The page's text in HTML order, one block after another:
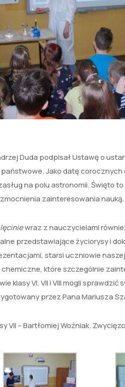
Duda podpisał Ustawę o
Jako datę
na polu astronomii. Święto
zainteresowania nauką.
wraz z nauczycielami
przedstawiające życiorysy i
starsi uczniowie
które szczególnie
klasy VI, VII i VIII mogli
przez Pana Mariusza
VII – Bartłomiej Woźniak.